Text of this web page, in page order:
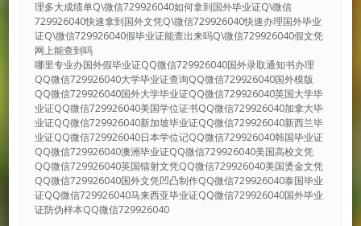
理多大成绩单Q\微信729926040如何拿到国外毕业证Q\微信
729926040快速拿到国外文凭Q\微信729926040快速办理国外毕业
证Q\微信729926040假毕业证能查出来吗Q\微信729926040假文凭
网上能查到吗
哪里专业办国外假毕业证QQ微信729926040国外录取通知书办理
QQ微信729926040大学毕业证查询QQ微信729926040国外模版
QQ微信729926040国外大学毕业证QQ微信729926040英国大学毕
业证QQ微信729926040美国学位证书QQ微信729926040加拿大毕
业证QQ微信729926040新加坡毕业证QQ微信729926040新西兰毕
业证QQ微信729926040日本学位记QQ微信729926040韩国毕业证
QQ微信729926040澳洲毕业证QQ微信729926040美国高校文凭
QQ微信729926040英国镭射文凭QQ微信729926040美国烫金文凭
QQ微信729926040国外文凭凹凸制作QQ微信729926040泰国毕业
证QQ微信729926040马来西亚毕业证QQ微信729926040国外毕业
证防伪样本QQ微信729926040